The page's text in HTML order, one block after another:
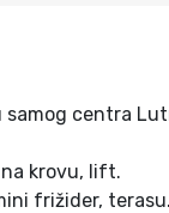
samog centra
krovu, lift.
frižider, terasu.